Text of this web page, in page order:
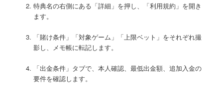
特典名の右側にある「詳細」を押し、「利用規約」を開き
ます。
「賭け条件」「対象ゲーム」「上限ベット」をそれぞれ撮
影し、メモ帳に転記します。
「出金条件」タブで、本人確認、最低出金額、追加入金の
要件を確認します。